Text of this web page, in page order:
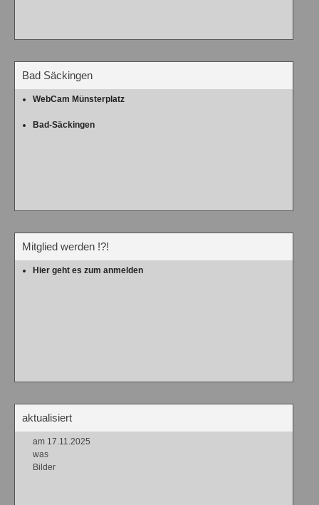
Bad Säckingen
WebCam Münsterplatz
Bad-Säckingen
Mitglied werden !?!
Hier geht es zum anmelden
aktualisiert
am 17.11.2025
was
Bilder